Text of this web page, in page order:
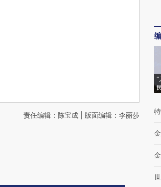
责任编辑：陈宝成 | 版面编辑：李丽莎
“